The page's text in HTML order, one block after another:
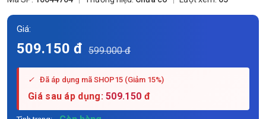
Giá:
509.150 đ 599.000 đ
✓ Đã áp dụng mã SHOP15 (Giảm 15%)
Giá sau áp dụng:509.150 đ